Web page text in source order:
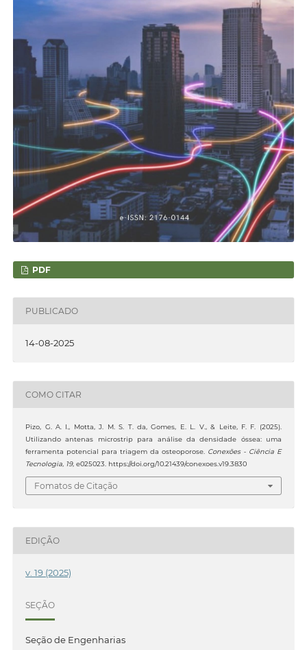
PDF
PUBLICADO
14-08-2025
COMO CITAR
Pizo, G. A. I., Motta, J. M. S. T. da, Gomes, E. L. V., & Leite, F. F. (2025).
Utilizando antenas microstrip para análise da densidade óssea: uma
ferramenta potencial para triagem da osteoporose. Conexões - Ciência E
Tecnologia, 19, e025023. https://doi.org/10.21439/conexoes.v19.3830
Fomatos de Citação
EDIÇÃO
v. 19 (2025)
SEÇÃO
Seção de Engenharias